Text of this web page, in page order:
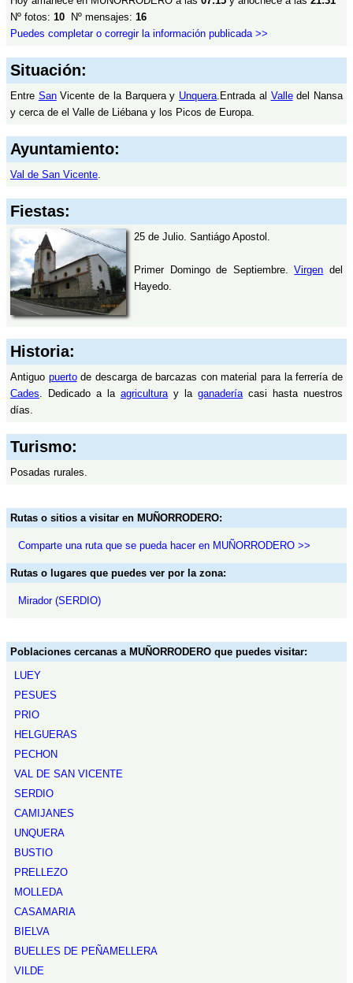
Nº fotos: 10 Nº mensajes: 16
Puedes completar o corregir la información publicada >>
Situación:
Entre SanVicente de la Barquera y Unquera.Entrada al Valledel Nansa
y cerca de el Valle de Liébana y los Picos de Europa.
Ayuntamiento:
Val de San Vicente.
Fiestas:
25 de Julio. Santiágo Apostol.
Primer Domingo de Septiembre.Virgen del
Hayedo.
Historia:
Antiguo puertode descarga de barcazas con material para la ferrería de
Cades. Dedicado a la agriculturay la ganaderíacasi hasta nuestros
días.
Turismo:
Posadas rurales.
Rutas o sitios a visitar en MUÑORRODERO:
Comparte una ruta que se pueda hacer en MUÑORRODERO >>
Rutas o lugares que puedes ver por la zona:
Mirador (SERDIO)
Poblaciones cercanas a MUÑORRODERO que puedes visitar:
LUEY
PESUES
PRIO
HELGUERAS
PECHON
VAL DE SAN VICENTE
SERDIO
CAMIJANES
UNQUERA
BUSTIO
PRELLEZO
MOLLEDA
CASAMARIA
BIELVA
BUELLES DE PEÑAMELLERA
VILDE